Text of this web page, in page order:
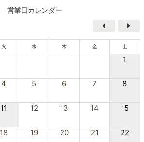
営業日カレンダー
火 水 木 金 土
1
4 5 6 7 8
11 12 13 14 15
18 19 20 21 22